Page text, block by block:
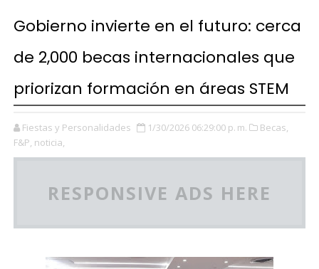
Gobierno invierte en el futuro: cerca
de 2,000 becas internacionales que
priorizan formación en áreas STEM
Fiestas y Personalidades 1/30/2026 06:29:00 p. m.
Becas,
F&P, noticia,
RESPONSIVE ADS HERE